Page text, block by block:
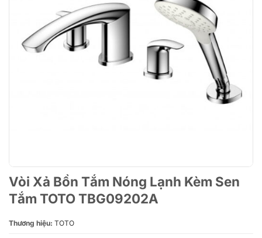
Vòi Xả Bồn Tắm Nóng Lạnh Kèm Sen
Tắm TOTO TBG09202A
Thương hiệu: TOTO